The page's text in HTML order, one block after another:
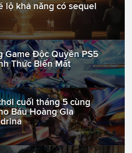
lộ khả năng có sequel
Game Độc Quyền PS5
Thức Biến Mất
cuối tháng 5 cùng
Báu Hoàng Gia